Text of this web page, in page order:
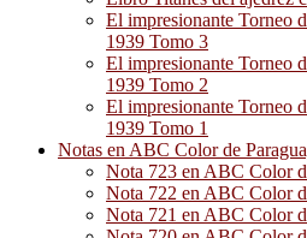
El impresionante Torneo
1939 Tomo 3
El impresionante Torneo
1939 Tomo 2
El impresionante Torneo
1939 Tomo 1
Notas en ABC Color de
Nota 723 en ABC Color
Nota 722 en ABC Color
Nota 721 en ABC Color